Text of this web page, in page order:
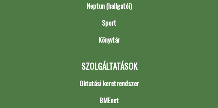
Neptun (hallgatói)
Sport
Könyvtár
SZOLGÁLTATÁSOK
Oktatási keretrendszer
BMEnet